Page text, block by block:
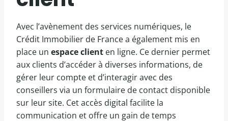
Avec l’avènement des services numériques, le
Crédit Immobilier de France a également mis en
place un espace client en ligne. Ce dernier permet
aux clients d’accéder à diverses informations, de
gérer leur compte et d’interagir avec des
conseillers via un formulaire de contact disponible
sur leur site. Cet accès digital facilite la
communication et offre un gain de temps